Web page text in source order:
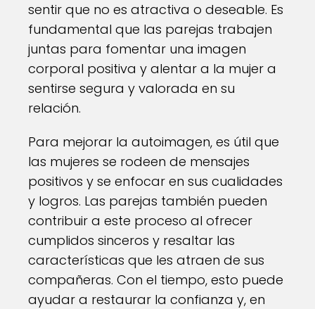
sentir que no es atractiva o deseable. Es
fundamental que las parejas trabajen
juntas para fomentar una imagen
corporal positiva y alentar a la mujer a
sentirse segura y valorada en su
relación.
Para mejorar la autoimagen, es útil que
las mujeres se rodeen de mensajes
positivos y se enfocar en sus cualidades
y logros. Las parejas también pueden
contribuir a este proceso al ofrecer
cumplidos sinceros y resaltar las
características que les atraen de sus
compañeras. Con el tiempo, esto puede
ayudar a restaurar la confianza y, en